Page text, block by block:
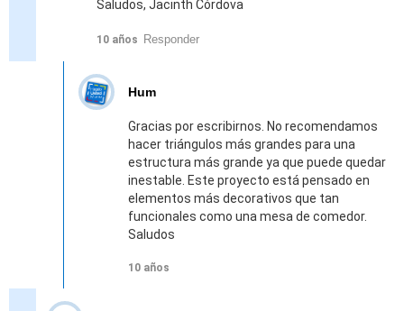
Saludos, Jacinth Córdova
10 años Responder
Hum
Gracias por escribirnos. No recomendamos
hacer triángulos más grandes para una
estructura más grande ya que puede quedar
inestable. Este proyecto está pensado en
elementos más decorativos que tan
funcionales como una mesa de comedor.
Saludos
10 años